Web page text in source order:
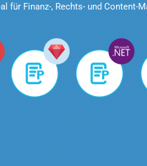
Finanz-, Rechts- und Content-